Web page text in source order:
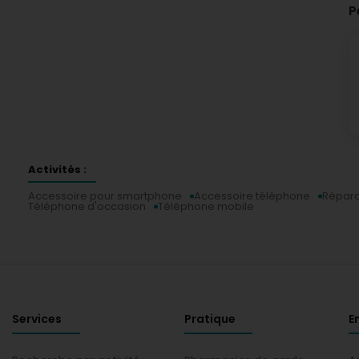
Activités :
Accessoire pour smartphone
Accessoire téléphone
Téléphone d'occasion Téléphone mobile
Services Pratique